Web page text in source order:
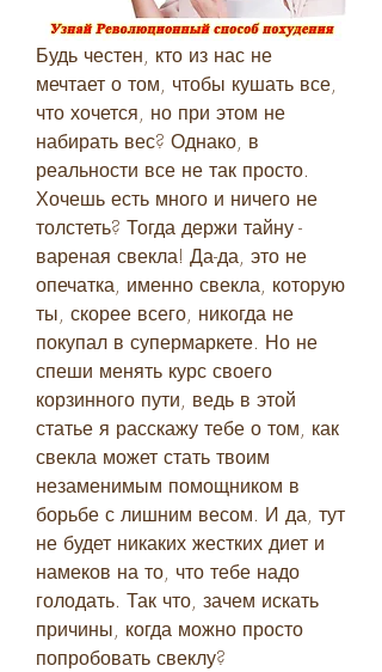
Будь честен, кто из нас не
мечтает о том, чтобы кушать все,
что хочется, но при этом не
набирать вес? Однако, в
реальности все не так просто.
Хочешь есть много и ничего не
толстеть? Тогда держи тайну -
вареная свекла! Да-да, это не
опечатка, именно свекла, которую
ты, скорее всего, никогда не
покупал в супермаркете. Но не
спеши менять курс своего
корзинного пути, ведь в этой
статье я расскажу тебе о том, как
свекла может стать твоим
незаменимым помощником в
борьбе с лишним весом. И да, тут
не будет никаких жестких диет и
намеков на то, что тебе надо
голодать. Так что, зачем искать
причины, когда можно просто
попробовать свеклу?